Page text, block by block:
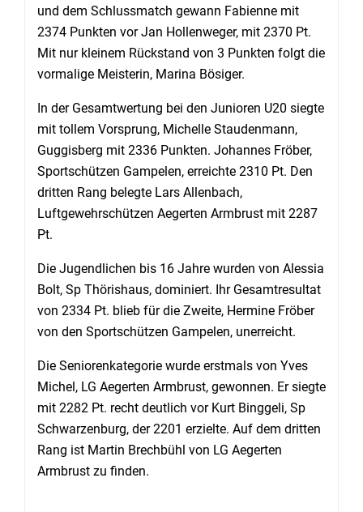
und dem Schlussmatch gewann Fabienne mit
2374 Punkten vor Jan Hollenweger, mit 2370 Pt.
Mit nur kleinem Rückstand von 3 Punkten folgt die
vormalige Meisterin, Marina Bösiger.
In der Gesamtwertung bei den Junioren U20 siegte
mit tollem Vorsprung, Michelle Staudenmann,
Guggisberg mit 2336 Punkten. Johannes Fröber,
Sportschützen Gampelen, erreichte 2310 Pt. Den
dritten Rang belegte Lars Allenbach,
Luftgewehrschützen Aegerten Armbrust mit 2287
Pt.
Die Jugendlichen bis 16 Jahre wurden von Alessia
Bolt, Sp Thörishaus, dominiert. Ihr Gesamtresultat
von 2334 Pt. blieb für die Zweite, Hermine Fröber
von den Sportschützen Gampelen, unerreicht.
Die Seniorenkategorie wurde erstmals von Yves
Michel, LG Aegerten Armbrust, gewonnen. Er siegte
mit 2282 Pt. recht deutlich vor Kurt Binggeli, Sp
Schwarzenburg, der 2201 erzielte. Auf dem dritten
Rang ist Martin Brechbühl von LG Aegerten
Armbrust zu finden.